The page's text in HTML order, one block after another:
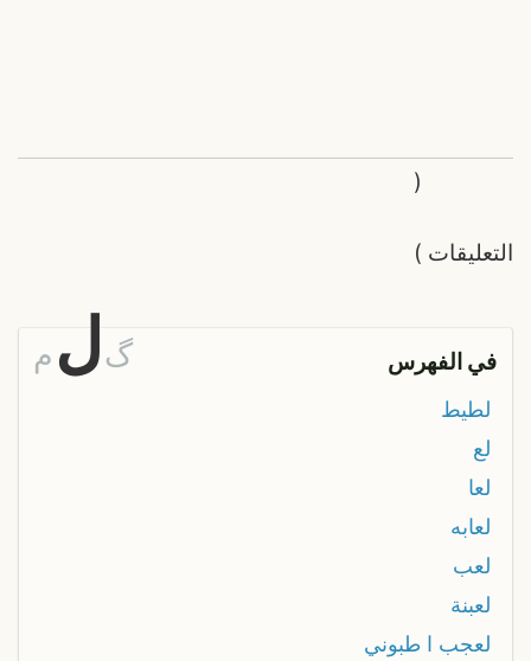
التعليقات
(
)
في الفهرس گل م
لطيط
لع
لعا
لعابه
لعب
لعبنة
لعجب ا طبوني